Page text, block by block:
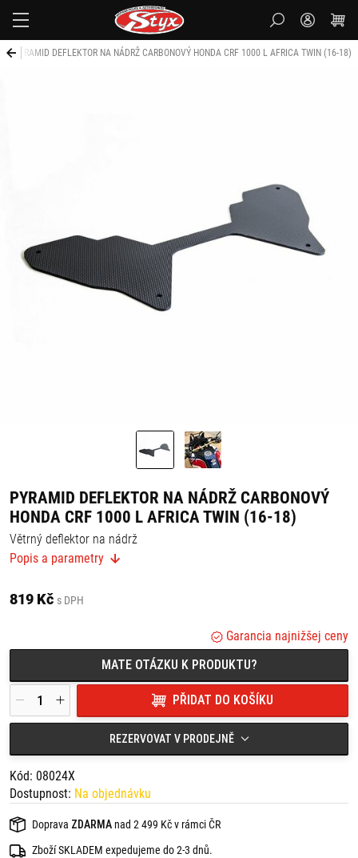
PYRAMID DEFLEKTOR NA NÁDRŽ CARBONOVÝ HONDA CRF 1000 L AFRICA TWIN (16-18)
PYRAMID DEFLEKTOR NA NÁDRŽ CARBONOVÝ
HONDA CRF 1000 L AFRICA TWIN (16-18)
Větrný deflektor na nádrž
Chrání jezdce před větrem.
Vyrobeno z odolného plastu.
Honda CRF 1000 L Africa Twin (16-18)
Popis a parametry
819 Kč s DPH
Garancia najnižšej ceny
MATE OTÁZKU K PRODUKTU?
PŘIDAT DO KOŠÍKU
REZERVOVAT V PRODEJNĚ
Kód: 08024X
Dostupnost: Na objednávku
Doprava ZDARMA nad 2 499 Kč v rámci ČR
Zboží SKLADEM expedujeme do 2-3 dnů.